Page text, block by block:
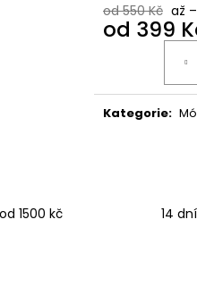
od 550 Kč až
od 399
Kategorie:
1500 kč 14